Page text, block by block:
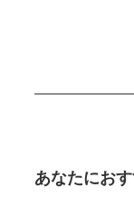
あなたにお